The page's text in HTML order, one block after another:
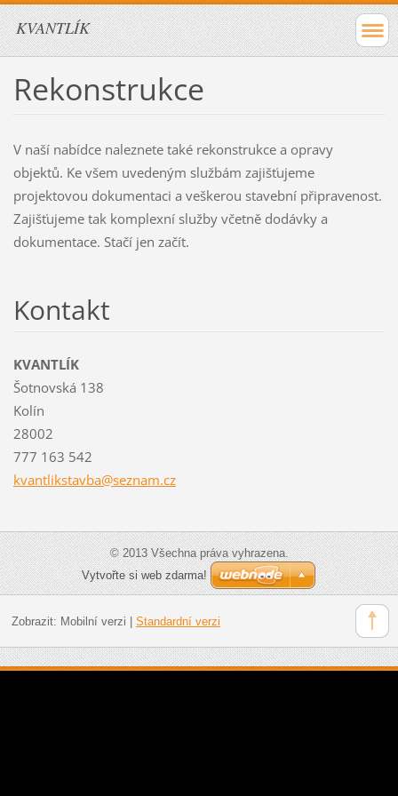
KVANTLÍK
Rekonstrukce
V naší nabídce naleznete také rekonstrukce a opravy
objektů. Ke všem uvedeným službám zajišťujeme
projektovou dokumentaci a veškerou stavební připravenost.
Zajišťujeme tak komplexní služby včetně dodávky a
dokumentace. Stačí jen začít.
Kontakt
KVANTLÍK
Šotnovská 138
Kolín
28002
777 163 542
kvantlikstavba@seznam.cz
© 2013 Všechna práva vyhrazena.
Vytvořte si web zdarma!
Zobrazit: Mobilní verzi Standardní verzi